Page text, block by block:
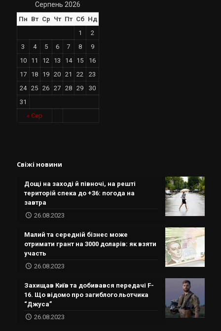
Серпень 2026
Пн Вт Ср Чт Пт Сб Нд
« Сер
1
2
3
4 5 6 7 8
9
10
11 12 13 14 15
16
17
18 19 20 21 22
23
24
25 26 27 28 29
30
31
Свіжі новини
Дощі на заході й півночі, на решті
територій спека до +36: погода на
завтра
26.08.2023
Малий та середній бізнес може
отримати грант на 3000 доларів: як взяти
участь
26.08.2023
Захищав Київ та добивався передачі F-
16. Що відомо про загиблого льотчика
“Джуса”
26.08.2023